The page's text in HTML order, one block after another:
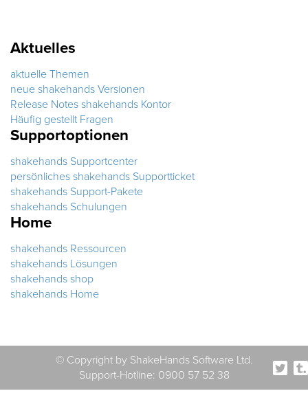
Aktuelles
aktuelle Themen
neue shakehands Versionen
Release Notes shakehands Kontor
Häufig gestellt Fragen
Supportoptionen
shakehands Supportcenter
persönliches shakehands Supportticket
shakehands Support-Pakete
shakehands Schulungen
Home
shakehands Ressourcen
shakehands Lösungen
shakehands shop
shakehands Home
© Copyright by ShakeHands Software Ltd.
Support-Hotline: 0900 57 52 38